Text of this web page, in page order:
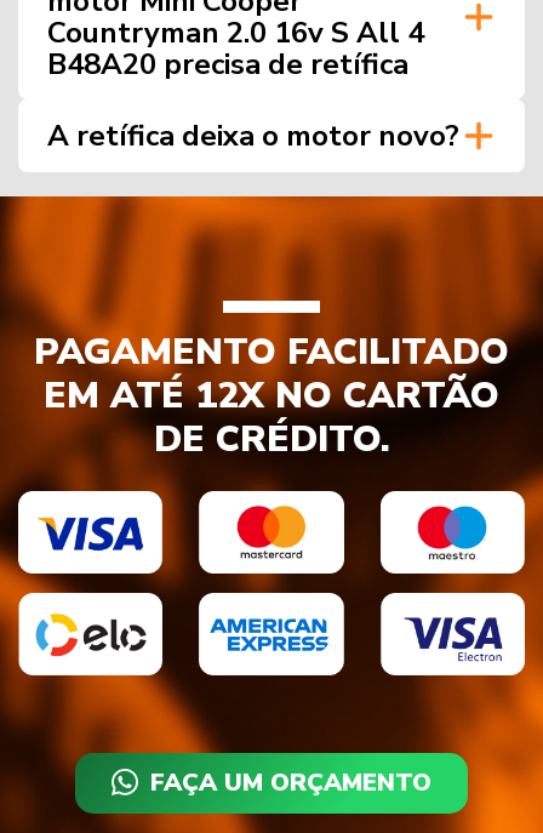
Countryman 2.0 16v S All 4
B48A20 precisa de retífica
A retífica deixa o motor novo?
PAGAMENTO FACILITADO
EM ATÉ 12X NO CARTÃO
DE CRÉDITO.
FAÇA UM ORÇAMENTO